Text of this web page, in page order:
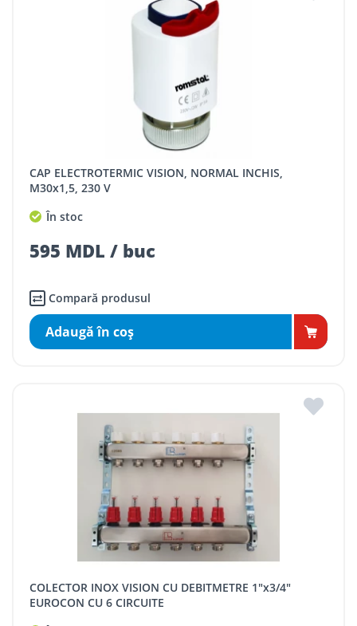
CAP ELECTROTERMIC VISION, NORMAL INCHIS,
M30x1,5, 230 V
În stoc
595 MDL / buc
Compară produsul
Adaugă în coş
COLECTOR INOX VISION CU DEBITMETRE 1"x3/4"
EUROCON CU 6 CIRCUITE